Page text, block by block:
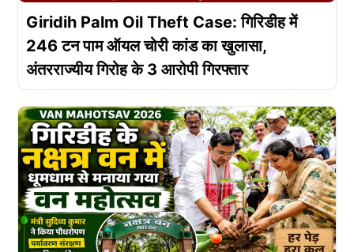
Giridih Palm Oil Theft Case: गिरिडीह में
246 टन पाम ऑयल चोरी कांड का खुलासा,
अंतरराज्यीय गिरोह के 3 आरोपी गिरफ्तार